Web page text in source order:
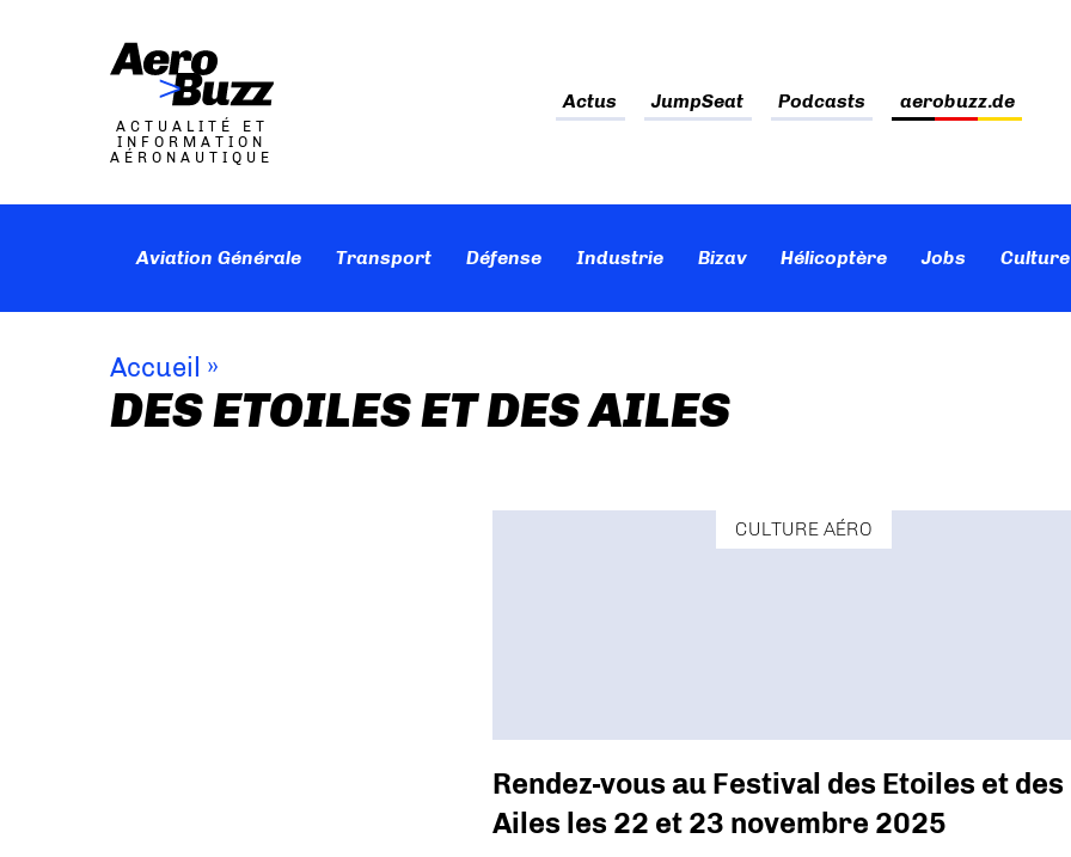
ACTUALITÉ ET
INFORMATION
AÉRONAUTIQUE
Actus JumpSeat Podcasts aerobuzz.de
Aviation Générale Transport Défense Industrie Bizav Hélicoptère Jobs
Accueil »
DES ETOILES ET DES AILES
CULTURE AÉRO
Rendez-vous au Festival des Etoiles et des
Ailes les 22 et 23 novembre 2025